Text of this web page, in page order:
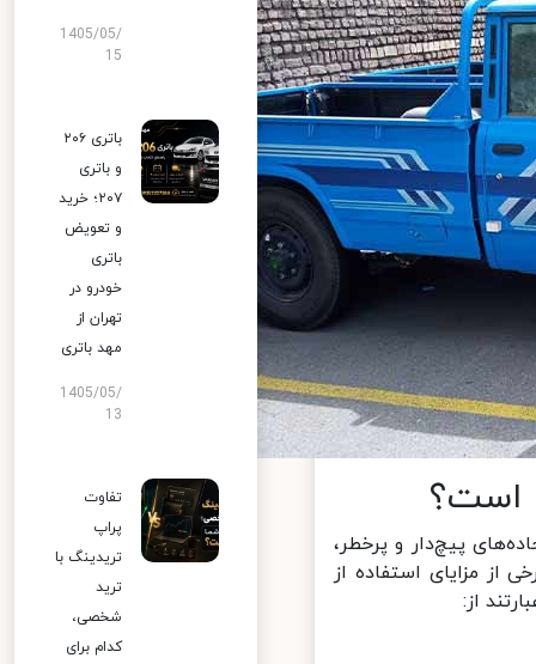
است؟
پیچ‌دار و پرخطر،
مزایای استفاده از
از:
1405/05/
15
باتری ۲۰۶
و باتری
۲۰۷؛ خرید
و تعویض
باتری
خودرو در
تهران از
مهد باتری
1405/05/
13
تفاوت
پراپ
تریدینگ با
ترید
شخصی،
کدام برای